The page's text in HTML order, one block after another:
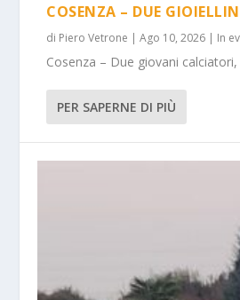
COSENZA – DUE
di Piero Vetrone |Ago 10, 2026 | In
Cosenza – Due giovani
PER SAPERNE DI PIÙ